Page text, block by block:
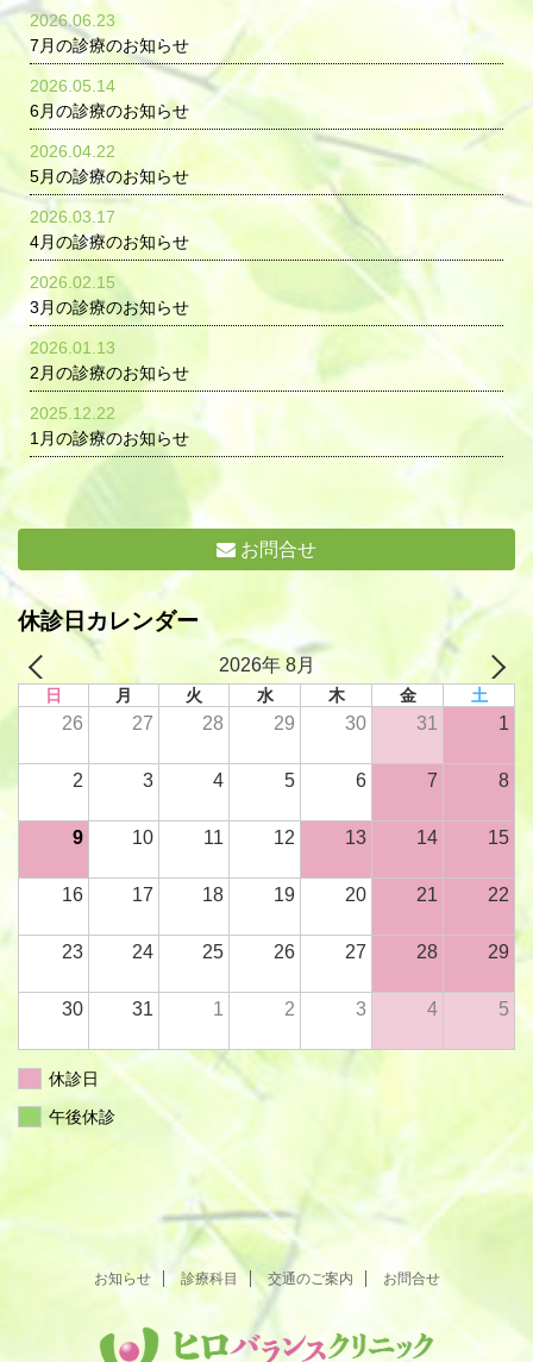
2026.06.23
7月の診療のお知らせ
2026.05.14
6月の診療のお知らせ
2026.04.22
5月の診療のお知らせ
2026.03.17
4月の診療のお知らせ
2026.02.15
3月の診療のお知らせ
2026.01.13
2月の診療のお知らせ
2025.12.22
1月の診療のお知らせ
お問合せ
休診日カレンダー
2026年 8月
日 月 火 水 木 金 土
26 27 28 29 30 31 1
2 3 4 5 6 7 8
9 10 11 12 13 14 15
16 17 18 19 20 21 22
23 24 25 26 27 28 29
30 31 1 2 3 4 5
休診日
午後休診
お知らせ 診療科目 交通のご案内 お問合せ